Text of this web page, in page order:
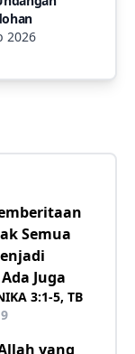
2026
Semua
Juga
3:1-5, TB
yang